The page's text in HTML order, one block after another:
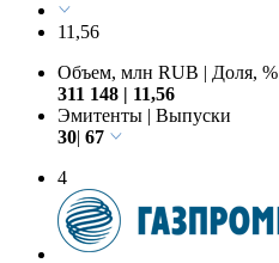
11,56
Объем, млн RUB | Доля, %
311 148 | 11,56
Эмитенты | Выпуски
30| 67
4